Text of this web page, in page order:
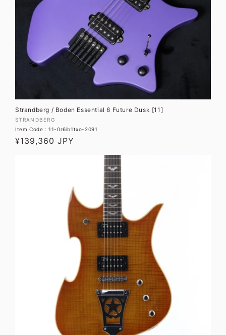
Strandberg / Boden Essential 6 Future Dusk [11]
販
売
元:
STRANDBERG
Item Code : 11-0r6ib1txo-2091
通
¥139,360 JPY